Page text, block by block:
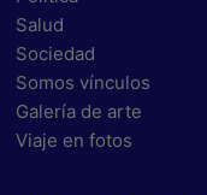
Salud
Sociedad
Somos vínculos
Galería de arte
Viaje en fotos